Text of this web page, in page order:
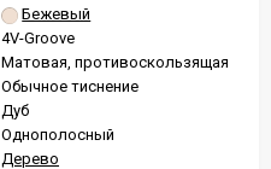
Бежевый
4V-Groove
Матовая, противоскользящая
Обычное тиснение
Дуб
Однополосный
Дерево